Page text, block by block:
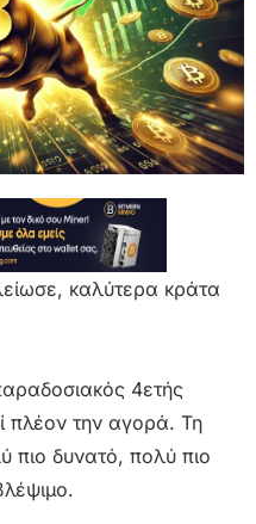
καλύτερα κράτα
4ετής
πλέον την αγορά. Τη
πιο δυνατό, πολύ πιο